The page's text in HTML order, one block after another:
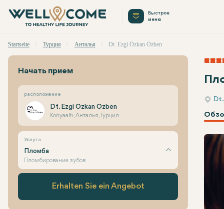
Быстрое
меню
Startseite Турция Анталья Dt. Ezgi Özkan Özben
Начать прием
расположение
Dt. Ezgi Özkan Özben
Konyaaltı, Анталья, Турция
Услуга
Пломба
Пломбирование зубов
Erhalten Sie ein Angebot